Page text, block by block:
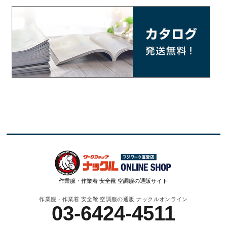
作業服・作業着 安全靴 空調服の通販サイト
作業服・作業着 安全靴 空調服の通販 ナックルオンライン
03-6424-4511